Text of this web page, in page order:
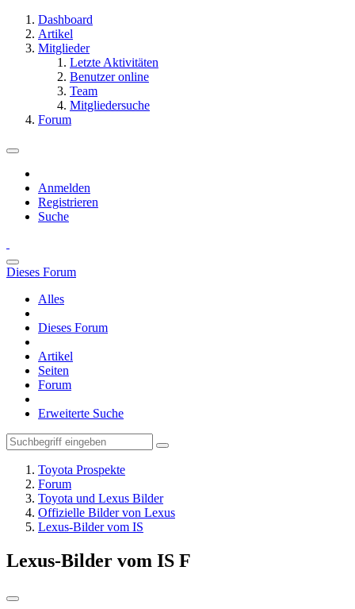
Dashboard
Artikel
Mitglieder
Letzte Aktivitäten
Benutzer online
Team
Mitgliedersuche
Forum
Anmelden
Registrieren
Suche
Dieses Forum
Alles
Dieses Forum
Artikel
Seiten
Forum
Erweiterte Suche
Toyota Prospekte
Forum
Toyota und Lexus Bilder
Offizielle Bilder von Lexus
Lexus-Bilder vom IS
Lexus-Bilder vom IS F